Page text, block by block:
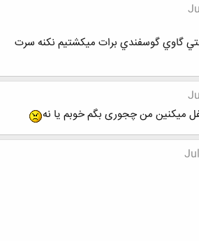
گاوي گوسفندي برات ميكشتيم نكنه سرت
میکنین من چجوری بگم خوبم یا نه